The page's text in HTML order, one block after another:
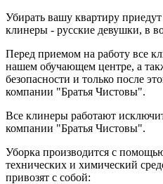
Убирать вашу квартиру
клинеры - русские девушки, в
Перед приемом на работу все
нашем обучающем центре, а
безопасности и только после
компании "Братья Чистовы".
Все клинеры работают
компании "Братья Чистовы".
Уборка производится с
технических и химический
привозят с собой: